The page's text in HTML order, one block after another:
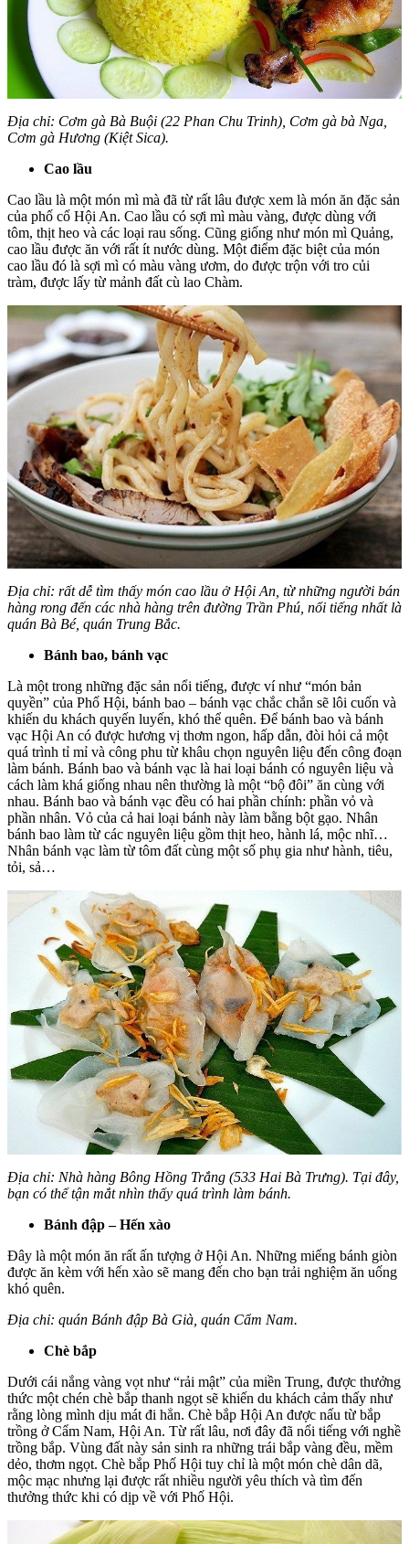
Địa chỉ: Cơm gà Bà Buội (22 Phan Chu Trinh), Cơm gà bà Nga,
Cơm gà Hương (Kiệt Sica).
Cao lầu
Cao lầu là một món mì mà đã từ rất lâu được xem là món ăn đặc sản
của phố cổ Hội An. Cao lầu có sợi mì màu vàng, được dùng với
tôm, thịt heo và các loại rau sống. Cũng giống như món mì Quảng,
cao lầu được ăn với rất ít nước dùng. Một điểm đặc biệt của món
cao lầu đó là sợi mì có màu vàng ươm, do được trộn với tro củi
tràm, được lấy từ mảnh đất cù lao Chàm.
Địa chỉ: rất dễ tìm thấy món cao lầu ở Hội An, từ những người bán
hàng rong đến các nhà hàng trên đường Trần Phú, nổi tiếng nhất là
quán Bà Bé, quán Trung Bắc.
Bánh bao, bánh vạc
Là một trong những đặc sản nổi tiếng, được ví như “món bản
quyền” của Phố Hội, bánh bao – bánh vạc chắc chắn sẽ lôi cuốn và
khiến du khách quyến luyến, khó thể quên. Để bánh bao và bánh
vạc Hội An có được hương vị thơm ngon, hấp dẫn, đòi hỏi cả một
quá trình tỉ mỉ và công phu từ khâu chọn nguyên liệu đến công đoạn
làm bánh. Bánh bao và bánh vạc là hai loại bánh có nguyên liệu và
cách làm khá giống nhau nên thường là một “bộ đôi” ăn cùng với
nhau. Bánh bao và bánh vạc đều có hai phần chính: phần vỏ và
phần nhân. Vỏ của cả hai loại bánh này làm bằng bột gạo. Nhân
bánh bao làm từ các nguyên liệu gồm thịt heo, hành lá, mộc nhĩ…
Nhân bánh vạc làm từ tôm đất cùng một số phụ gia như hành, tiêu,
tỏi, sả…
Địa chỉ: Nhà hàng Bông Hồng Trắng (533 Hai Bà Trưng). Tại đây,
bạn có thể tận mắt nhìn thấy quá trình làm bánh.
Bánh đập – Hến xào
Đây là một món ăn rất ấn tượng ở Hội An. Những miếng bánh giòn
được ăn kèm với hến xào sẽ mang đến cho bạn trải nghiệm ăn uống
khó quên.
Địa chỉ: quán Bánh đập Bà Già, quán Cẩm Nam.
Chè bắp
Dưới cái nắng vàng vọt như “rải mật” của miền Trung, được thưởng
thức một chén chè bắp thanh ngọt sẽ khiến du khách cảm thấy như
rằng lòng mình dịu mát đi hẳn. Chè bắp Hội An được nấu từ bắp
trồng ở Cẩm Nam, Hội An. Từ rất lâu, nơi đây đã nổi tiếng với nghề
trồng bắp. Vùng đất này sản sinh ra những trái bắp vàng đều, mềm
dẻo, thơm ngọt. Chè bắp Phố Hội tuy chỉ là một món chè dân dã,
mộc mạc nhưng lại được rất nhiều người yêu thích và tìm đến
thưởng thức khi có dịp về với Phố Hội.